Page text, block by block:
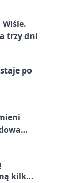
trzy dni
po
kilka